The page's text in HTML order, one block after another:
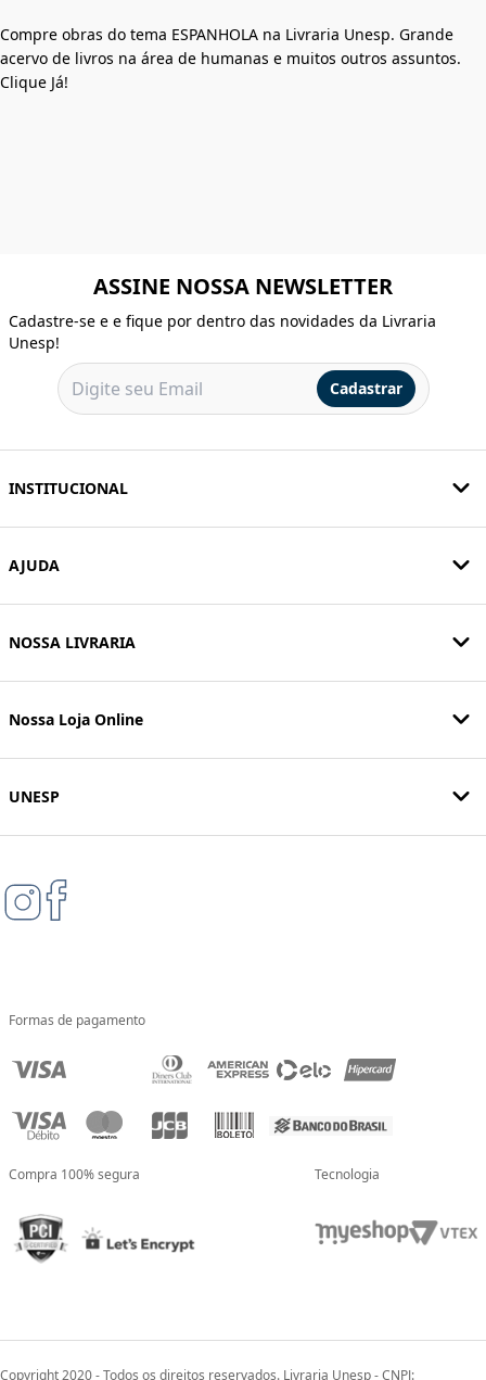
Compre obras do tema ESPANHOLA na Livraria Unesp. Grande
acervo de livros na área de humanas e muitos outros assuntos.
Clique Já!
ASSINE NOSSA NEWSLETTER
Cadastre-se e e fique por dentro das novidades da Livraria
Unesp!
Cadastrar
INSTITUCIONAL
AJUDA
NOSSA LIVRARIA
Nossa Loja Online
UNESP
Formas de pagamento
Compra 100% segura Tecnologia
Copyright 2020 - Todos os direitos reservados. Livraria Unesp - CNPJ: